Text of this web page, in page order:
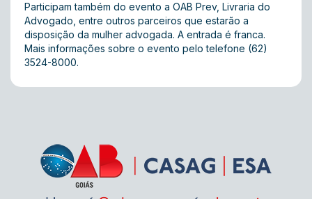
Participam também do evento a OAB Prev, Livraria do
Advogado, entre outros parceiros que estarão a
disposição da mulher advogada. A entrada é franca.
Mais informações sobre o evento pelo telefone (62)
3524-8000.